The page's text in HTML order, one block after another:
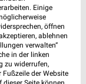
Einige
öffnen
ablehnen
verwalten“
in der linken
zu widerrufen,
der Website